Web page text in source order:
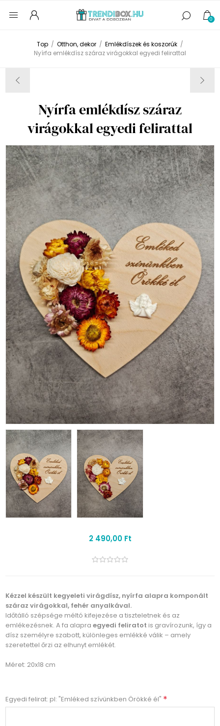
0
Top / Otthon, dekor / Emlékdíszek és koszorúk /
Nyírfa emlékdísz száraz virágokkal egyedi felirattal
Nyírfa emlékdísz száraz
virágokkal egyedi felirattal
2 490,00 Ft
Kézzel készült kegyeleti virágdísz, nyírfa alapra komponált
száraz virágokkal, fehér anyalkával.
Időtálló szépsége méltó kifejezése a tiszteletnek és az
emlékezésnek. A fa alapraegyedi feliratot is gravírozunk, így a
dísz személyre szabott, különleges emlékké válik – amely
szeretettel őrzi az elhunyt emlékét.
Méret: 20x18 cm
Egyedi felirat: pl: "Emléked szívünkben Örökké él" *